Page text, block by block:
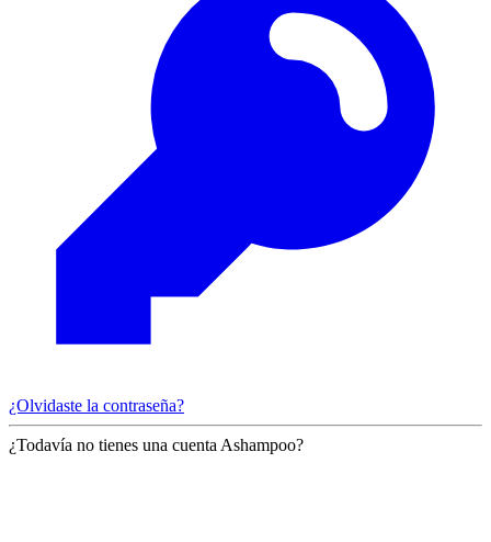
¿Olvidaste la contraseña?
¿Todavía no tienes una cuenta Ashampoo?